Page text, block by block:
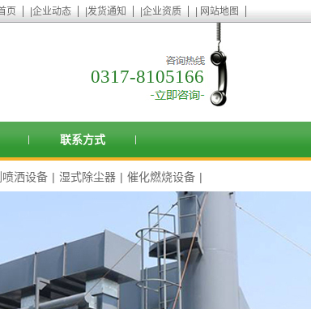
页 企业动态 发货通知 企业资质 网站地图
0317-8105166
联系方式
洒设备 | 湿式除尘器 | 催化燃烧设备 |